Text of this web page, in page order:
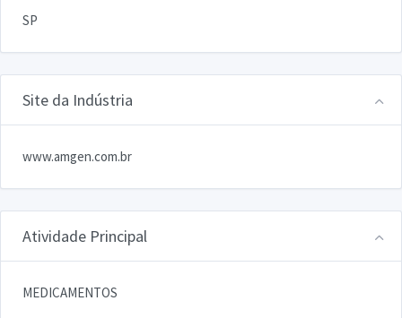
SP
Site da Indústria
www.amgen.com.br
Atividade Principal
MEDICAMENTOS